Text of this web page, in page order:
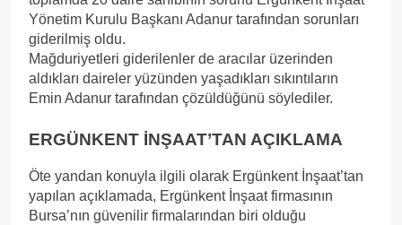
Yönetim Kurulu Başkanı Adanur tarafından sorunları
giderilmiş oldu.
Mağduriyetleri giderilenler de aracılar üzerinden
aldıkları daireler yüzünden yaşadıkları sıkıntıların
Emin Adanur tarafından çözüldüğünü söylediler.
ERGÜNKENT İNŞAAT’TAN AÇIKLAMA
Öte yandan konuyla ilgili olarak Ergünkent İnşaat’tan
yapılan açıklamada, Ergünkent İnşaat firmasının
Bursa’nın güvenilir firmalarından biri olduğu